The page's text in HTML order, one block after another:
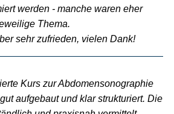
werden - manche waren eher
Thema.
sehr zufrieden, vielen Dank!
Kurs zur Abdomensonographie
aufgebaut und klar strukturiert. Die